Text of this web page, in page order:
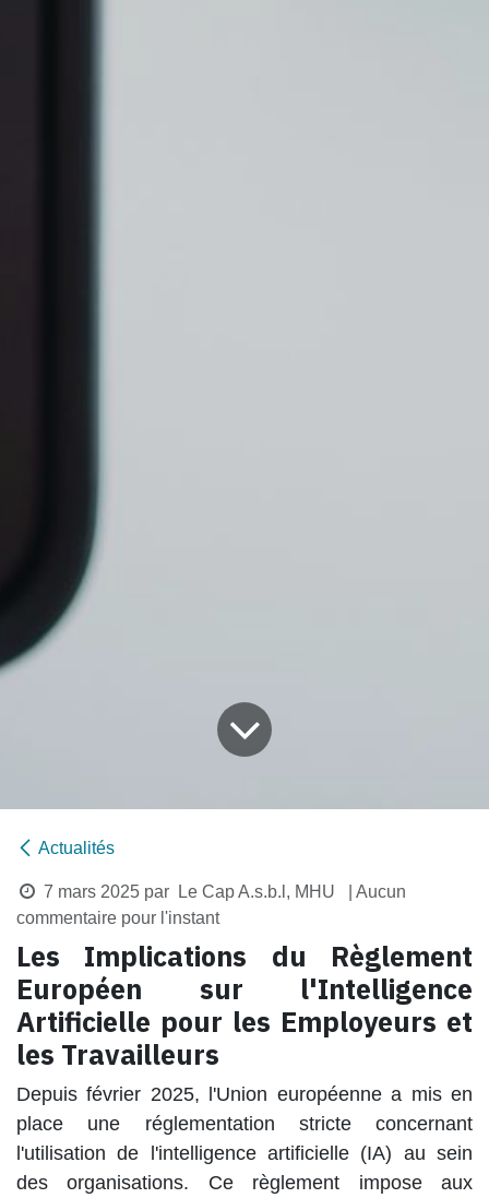
Actualités
7 mars 2025 par Le Cap A.s.b.l, MHU
| Aucun
commentaire pour l'instant
Les Implications du Règlement
Européen sur l'Intelligence
Artificielle pour les Employeurs et
les Travailleurs
Depuis février 2025, l'Union européenne a mis en
place une réglementation stricte concernant
l'utilisation de l'intelligence artificielle (IA) au sein
des organisations. Ce règlement impose aux